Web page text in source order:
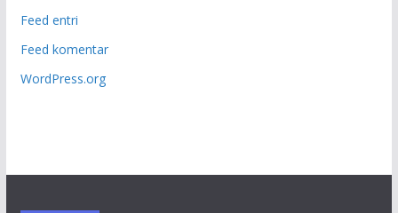
Feed entri
Feed komentar
WordPress.org